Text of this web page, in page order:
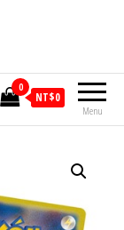
Menu
0
NT$0